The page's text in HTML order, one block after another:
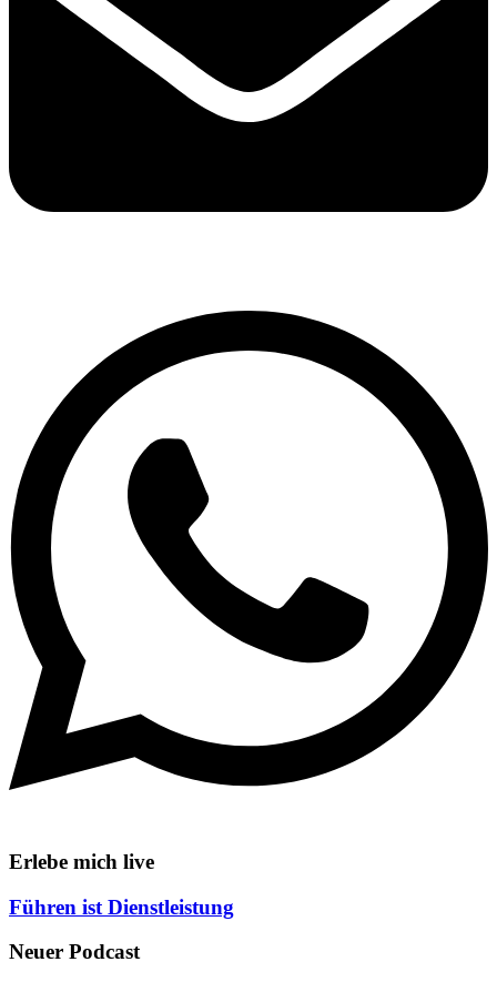
Erlebe mich live
Führen ist Dienstleistung
Neuer Podcast